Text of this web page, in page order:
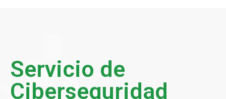
Servicio de
Ciberseguridad